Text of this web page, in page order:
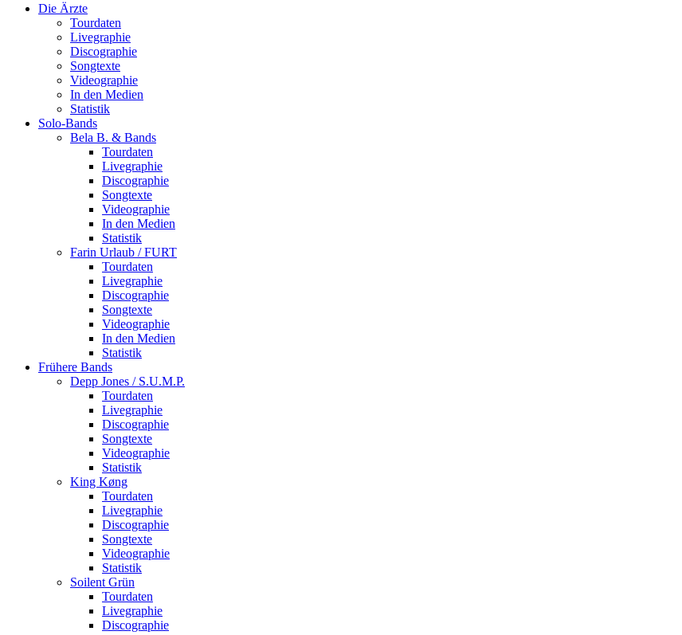
Die Ärzte
Tourdaten
Livegraphie
Discographie
Songtexte
Videographie
In den Medien
Statistik
Solo-Bands
Bela B. & Bands
Tourdaten
Livegraphie
Discographie
Songtexte
Videographie
In den Medien
Statistik
Farin Urlaub / FURT
Tourdaten
Livegraphie
Discographie
Songtexte
Videographie
In den Medien
Statistik
Frühere Bands
Depp Jones / S.U.M.P.
Tourdaten
Livegraphie
Discographie
Songtexte
Videographie
Statistik
King Køng
Tourdaten
Livegraphie
Discographie
Songtexte
Videographie
Statistik
Soilent Grün
Tourdaten
Livegraphie
Discographie